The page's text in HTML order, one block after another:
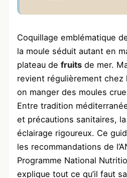
Coquillage emblématique
la moule séduit autant en
plateau de fruits de mer.
revient régulièrement chez
on manger des moules
Entre tradition
et précautions sanitaires,
éclairage rigoureux. Ce
les recommandations de
Programme National
explique tout ce qu’il faut